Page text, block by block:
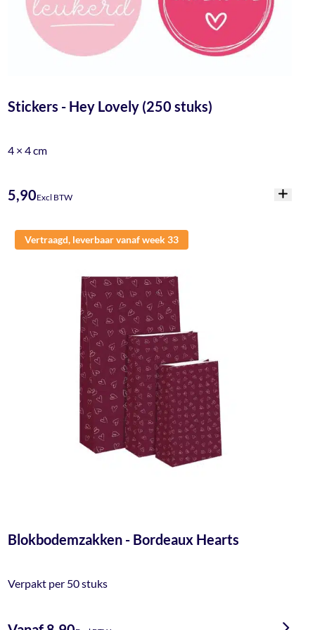
Stickers - Hey Lovely (250 stuks)
4 × 4 cm
5,90Excl BTW
Vertraagd, leverbaar vanaf week 33
Blokbodemzakken - Bordeaux Hearts
Verpakt per 50 stuks